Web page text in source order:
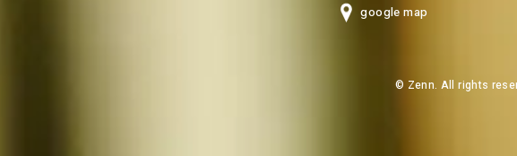
google map
© Zenn. All rights